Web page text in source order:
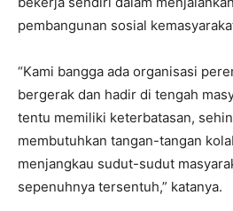
pembangunan sosial
“Kami bangga ada organisasi
bergerak dan hadir di tengah
tentu memiliki keterbatasan,
membutuhkan tangan-tangan
menjangkau sudut-sudut
sepenuhnya tersentuh,” katanya.